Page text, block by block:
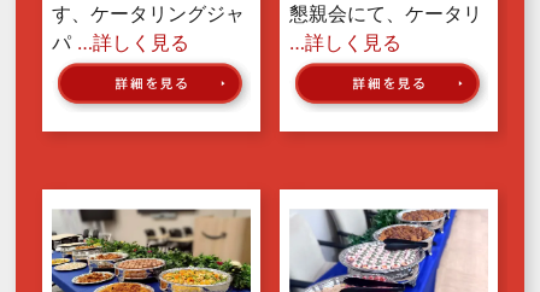
す、ケータリングジャ
パ …詳しく見る
懇親会にて、ケータリ
…詳しく見る